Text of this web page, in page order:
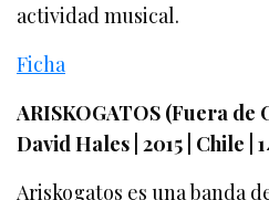
actividad musical.
Ficha
ARISKOGATOS (Fuera de
David Hales | 2015 | Chile |
Ariskogatos es una banda